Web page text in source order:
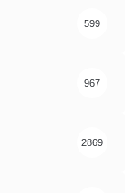
599
967
2869